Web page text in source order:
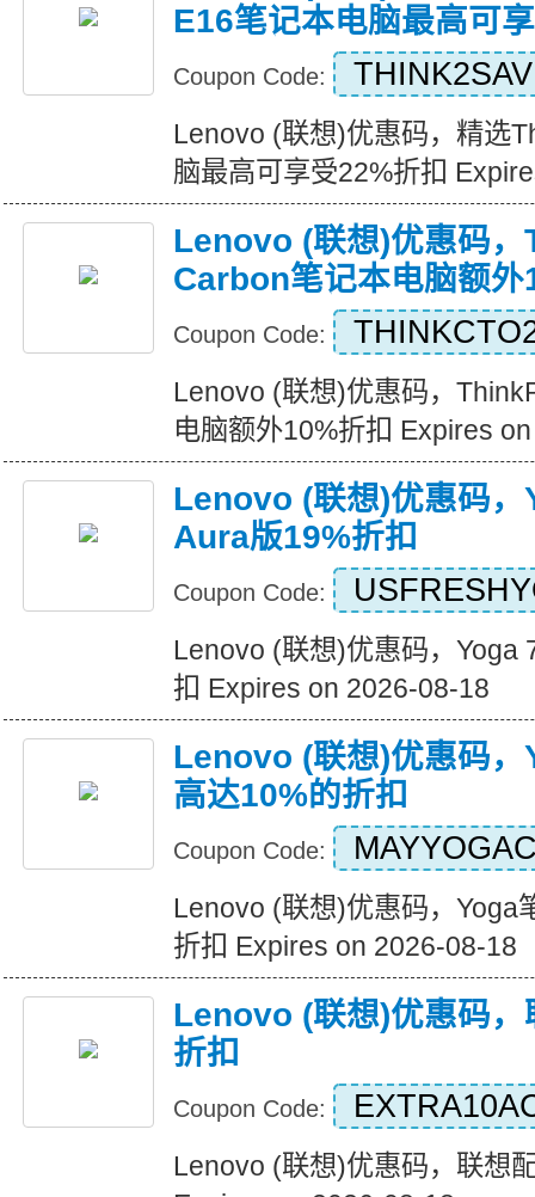
E16笔记本电脑最高可
Coupon Code:
Lenovo (联想)优惠码，精选
脑最高可享受22%折扣
Lenovo (联想)优惠码
Carbon笔记本电脑额外
Coupon Code:
Lenovo (联想)优惠码，
电脑额外10%折扣 Expires
Lenovo (联想)优惠码
Aura版19%折扣
Coupon Code:
Lenovo (联想)优惠码，Yoga
扣 Expires on 2026-08-18
Lenovo (联想)优惠码，
高达10%的折扣
Coupon Code:
Lenovo (联想)优惠码，Yoga
折扣 Expires on 2026-08-18
Lenovo (联想)优惠码，
折扣
Coupon Code:
Lenovo (联想)优惠码，联想